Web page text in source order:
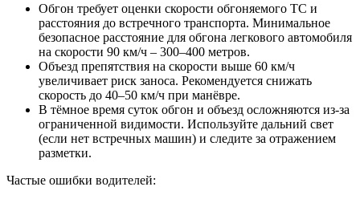
Обгон требует оценки скорости обгоняемого ТС и
расстояния до встречного транспорта. Минимальное
безопасное расстояние для обгона легкового автомобиля
на скорости 90 км/ч – 300–400 метров.
Объезд препятствия на скорости выше 60 км/ч
увеличивает риск заноса. Рекомендуется снижать
скорость до 40–50 км/ч при манёвре.
В тёмное время суток обгон и объезд осложняются из-за
ограниченной видимости. Используйте дальний свет
(если нет встречных машин) и следите за отражением
разметки.
Частые ошибки водителей: